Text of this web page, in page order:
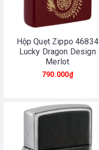
Hộp Quẹt Zippo 46834
Lucky Dragon Design
Merlot
790.000₫